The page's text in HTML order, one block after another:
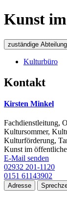
Kunst
zuständige
Kulturbüro
Kontakt
Kirsten Minkel
Fachdienstleitung,
Kultursommer,
Kulturförderung,
Kunst im
E-Mail senden
02932 201-1120
0151 61143902
Adresse